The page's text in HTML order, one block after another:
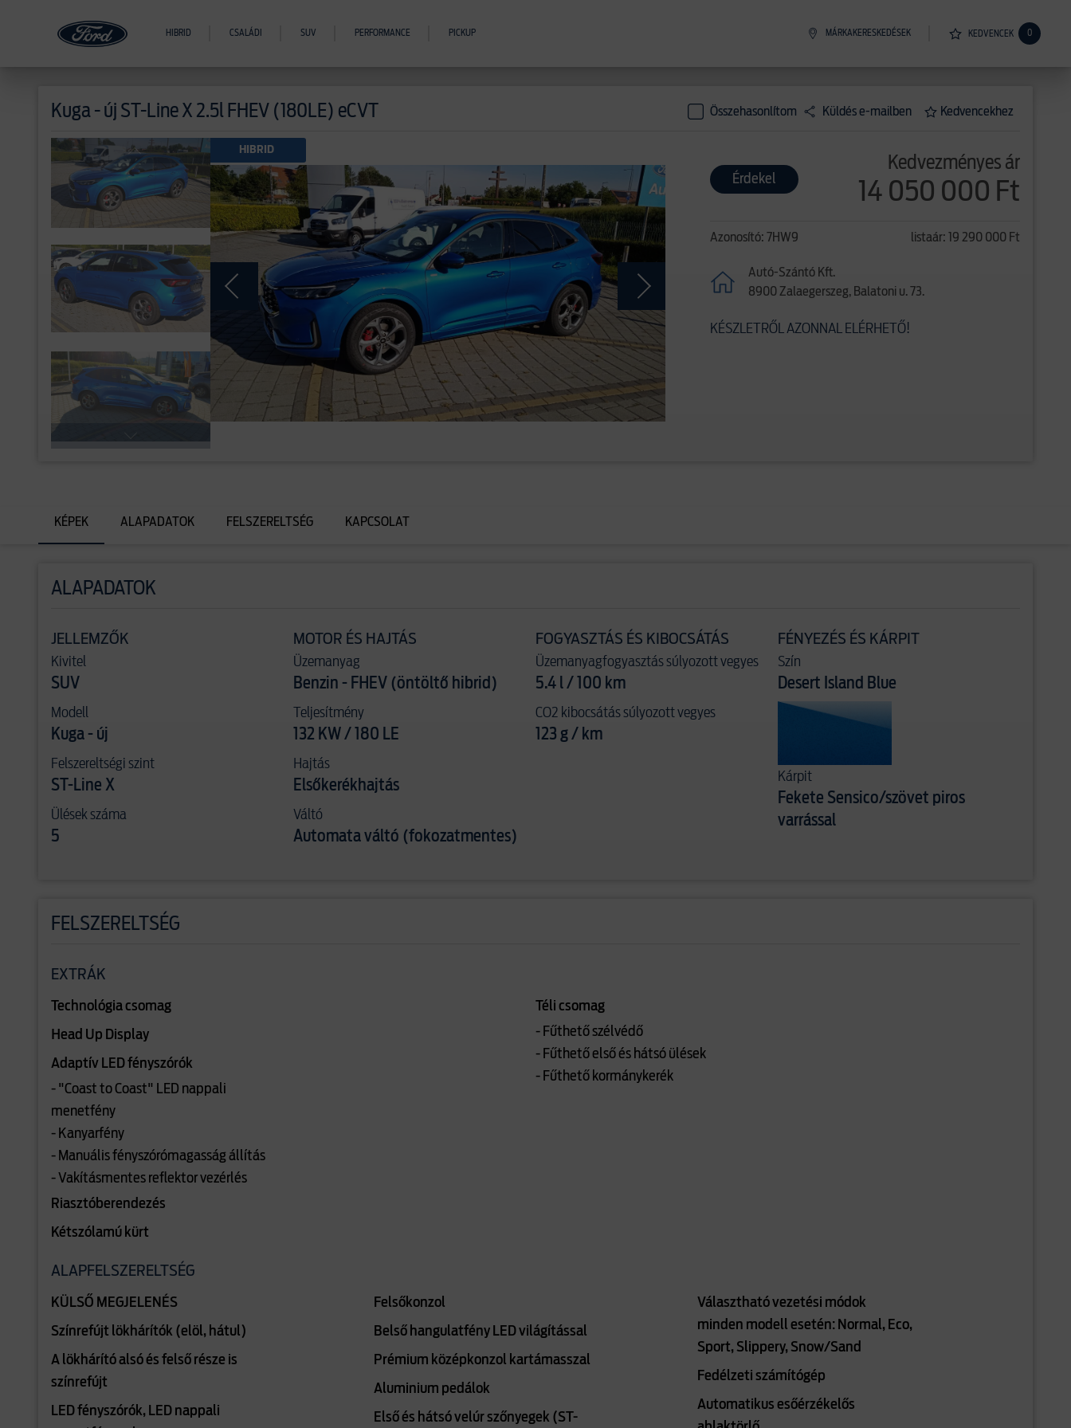
HIBRID CSALÁDI SUV PERFORMANCE PICKUP MÁRKAKERESKEDÉSEK KEDVENCEK 0
Kuga - új ST-Line X 2.5l FHEV (180LE) eCVT Összehasonlítom Küldés e-mailben Kedvencekhez
> HIBRID
Érdekel
Kedvezményes ár
14 050 000 Ft
Azonosító: 7HW9 listaár: 19 290 000 Ft
Autó-Szántó Kft.
8900 Zalaegerszeg, Balatoni u. 73.
KÉSZLETRŐL AZONNAL ELÉRHETŐ!
KÉPEK ALAPADATOK FELSZERELTSÉG KAPCSOLAT
ALAPADATOK
JELLEMZŐK
Kivitel
SUV
Modell
Kuga - új
Felszereltségi szint
ST-Line X
Ülések száma
5
MOTOR ÉS HAJTÁS
Üzemanyag
Benzin - FHEV (öntöltő hibrid)
Teljesítmény
132 KW / 180 LE
Hajtás
Elsőkerékhajtás
Váltó
Automata váltó (fokozatmentes)
FOGYASZTÁS ÉS KIBOCSÁTÁS
Üzemanyagfogyasztás súlyozott vegyes
5.4 l / 100 km
CO2 kibocsátás súlyozott vegyes
123 g / km
FÉNYEZÉS ÉS KÁRPIT
Szín
Desert Island Blue
Kárpit
Fekete Sensico/szövet piros
varrással
FELSZERELTSÉG
EXTRÁK
Technológia csomag
Head Up Display
Adaptív LED fényszórók
- "Coast to Coast" LED nappali
menetfény
- Kanyarfény
- Manuális fényszórómagasság állítás
- Vakításmentes reflektor vezérlés
Riasztóberendezés
Kétszólamú kürt
Téli csomag
- Fűthető szélvédő
- Fűthető első és hátsó ülések
- Fűthető kormánykerék
ALAPFELSZERELTSÉG
KÜLSŐ MEGJELENÉS
Színrefújt lökhárítók (elöl, hátul)
A lökhárító alsó és felső része is
színrefújt
LED fényszórók, LED nappali
Felsőkonzol
Belső hangulatfény LED világítással
Prémium középkonzol kartámasszal
Aluminium pedálok
Első és hátsó velúr szőnyegek (ST-
Választható vezetési módok
minden modell esetén: Normal, Eco,
Sport, Slippery, Snow/Sand
Fedélzeti számítógép
Automatikus esőérzékelős